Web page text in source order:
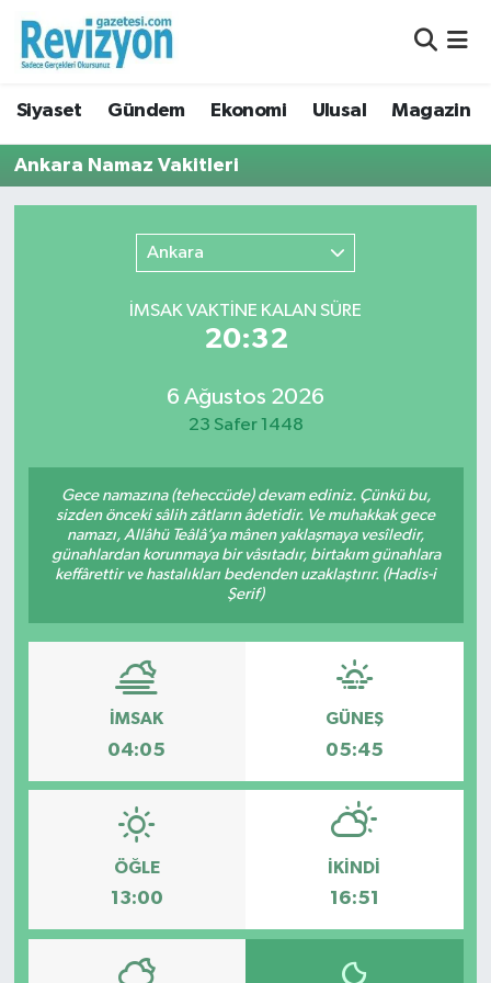
Siyaset Gündem Ekonomi Ulusal Magazin
Ankara Namaz Vakitleri
Ankara
İMSAK VAKTİNE KALAN SÜRE
20:32
6 Ağustos 2026
23 Safer 1448
Gece namazına (teheccüde) devam ediniz. Çünkü bu,
sizden önceki sâlih zâtların âdetidir. Ve muhakkak gece
namazı, Allâhü Teâlâ’ya mânen yaklaşmaya vesîledir,
günahlardan korunmaya bir vâsıtadır, birtakım günahlara
keffârettir ve hastalıkları bedenden uzaklaştırır. (Hadis-i
Şerif)
İMSAK
04:05
GÜNEŞ
05:45
ÖĞLE
13:00
İKINDI
16:51
Trafik Durumu
Süper Lig Puan Durumu ve Fikstür
Son Dakika Haberleri